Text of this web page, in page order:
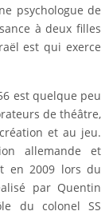
psychologue de
à deux filles
est qui exerce
est quelque peu
de théâtre,
et au jeu.
allemande et
en 2009 lors du
par Quentin
du colonel SS